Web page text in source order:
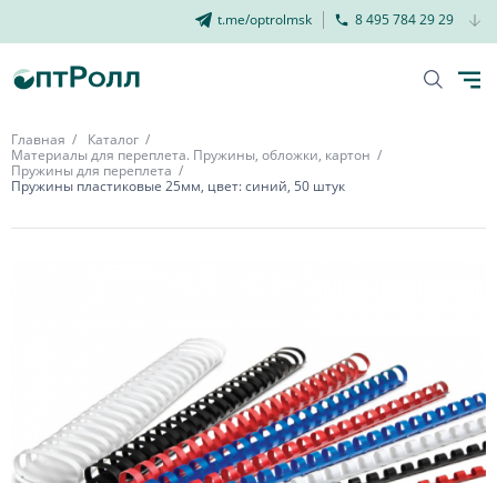
t.me/optrolmsk 8 495 784 29 29
Главная
Каталог
Материалы для переплета. Пружины, обложки, картон
Пружины для переплета
Пружины пластиковые 25мм, цвет: синий, 50 штук